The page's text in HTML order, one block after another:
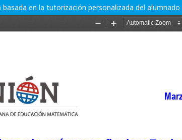
en la tutorización personalizada del alumnado